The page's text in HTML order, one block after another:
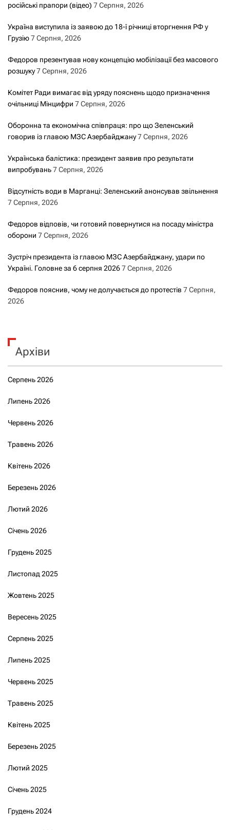
російські прапори (відео) 7 Серпня, 2026
Україна виступила із заявою до 18-ї річниці вторгнення РФ у
Грузію7 Серпня, 2026
Федоров презентував нову концепцію мобілізації без масового
розшуку7 Серпня, 2026
Комітет Ради вимагає від уряду пояснень щодо призначення
очільниці Мінцифри 7 Серпня, 2026
Оборонна та економічна співпраця: про що Зеленський
говорив із главою МЗС Азербайджану7 Серпня, 2026
Українська балістика: президент заявив про результати
випробувань7 Серпня, 2026
Відсутність води в Марганці: Зеленський анонсував звільнення
7 Серпня, 2026
Федоров відповів, чи готовий повернутися на посаду міністра
оборони 7 Серпня, 2026
Зустріч президента із главою МЗС Азербайджану, удари по
Україні. Головне за 6 серпня 20267 Серпня, 2026
Федоров пояснив, чому не долучається до протестів 7 Серпня,
2026
Архіви
Серпень 2026
Липень 2026
Червень 2026
Травень 2026
Квітень 2026
Березень 2026
Лютий 2026
Січень 2026
Грудень 2025
Листопад 2025
Жовтень 2025
Вересень 2025
Серпень 2025
Липень 2025
Червень 2025
Травень 2025
Квітень 2025
Березень 2025
Лютий 2025
Січень 2025
Грудень 2024